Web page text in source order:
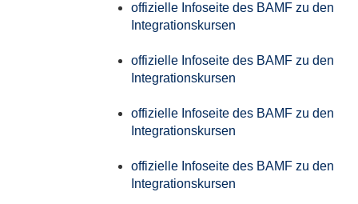
offizielle Infoseite des BAMF zu den
Integrationskursen
offizielle Infoseite des BAMF zu den
Integrationskursen
offizielle Infoseite des BAMF zu den
Integrationskursen
offizielle Infoseite des BAMF zu den
Integrationskursen